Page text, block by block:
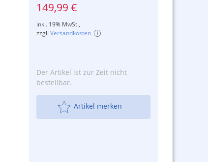
149,99 €
inkl. 19% MwSt.,
zzgl.Versandkosten
Der Artikel ist zur Zeit nicht
bestellbar.
Artikel merken